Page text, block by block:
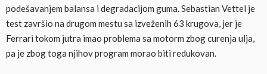
podešavanjem balansa i degradacijom guma. Sebastian Vettel je
test završio na drugom mestu sa izveženih 63 krugova, jer je
Ferrari tokom jutra imao problema sa motorm zbog curenja ulja,
pa je zbog toga njihov program morao biti redukovan.